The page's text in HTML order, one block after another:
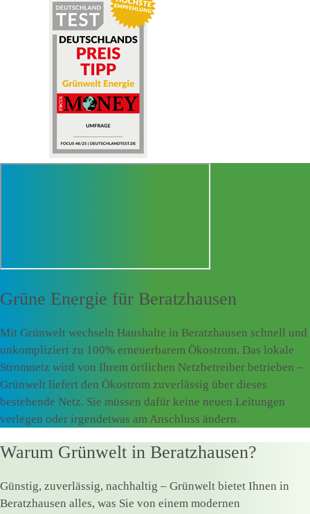
Grüne Energie für Beratzhausen
Mit Grünwelt wechseln Haushalte in Beratzhausen schnell und
unkompliziert zu 100% erneuerbarem Ökostrom. Das lokale
Stromnetz wird von Ihrem örtlichen Netzbetreiber betrieben –
Grünwelt liefert den Ökostrom zuverlässig über dieses
bestehende Netz. Sie müssen dafür keine neuen Leitungen
verlegen oder irgendetwas am Anschluss ändern.
Warum Grünwelt in Beratzhausen?
Günstig, zuverlässig, nachhaltig – Grünwelt bietet Ihnen in
Beratzhausen alles, was Sie von einem modernen